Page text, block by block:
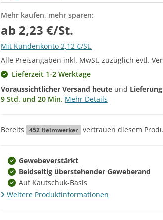
Mehr kaufen, mehr sparen:
ab 2,23 €/St.
Mit Kundenkonto 2,12 €/St.
Alle Preisangaben inkl. MwSt. zuzüglich evtl.
Lieferzeit 1-2 Werktage
Voraussichtlicher Versand heute und
9 Std. und 20 Min. Mehr Details
Bereits 452 Heimwerker vertrauen diesem
Gewebeverstärkt
Beidseitig überstehender Geweberand
Auf Kautschuk-Basis
Weitere Produktinformationen